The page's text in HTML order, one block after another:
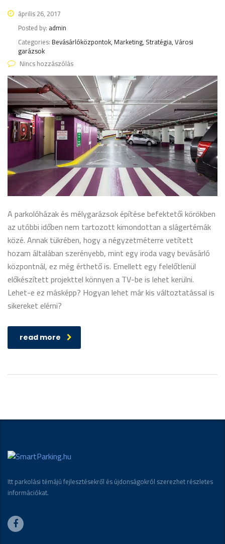
április 26, 2017
Posted by: admin
Categories:Bevásárlóközpontok, Marketing, Stratégia, Városi
garázsok
Nincs hozzászólás
A parkolóházak és mélygarázsok építése befektetői körökben
az utóbbi időben nem tartozott kimondottan a slágertémák
közé. Annak tükrében, hogy a négyzetméterre vetített
hozam általában szerényebb, mint egy iroda vagy bevásárló
központnál, ez még érthető is. Emellett egy felelőtlenül
előkészített projekttel könnyen a TV-be is lehet kerülni.
Lehet-e ez másképp? Hogyan lehet már kis változtatással is
sikereket elérni?
read more
Itt parkolási témájú fejlesztésekről és újdonságokról szerezhet részletes
információkat.